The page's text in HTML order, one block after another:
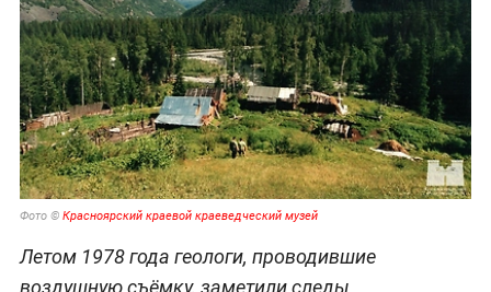
Фото © Красноярский краевой краеведческий музей
Летом 1978 года геологи, проводившие
воздушную съёмку, заметили следы